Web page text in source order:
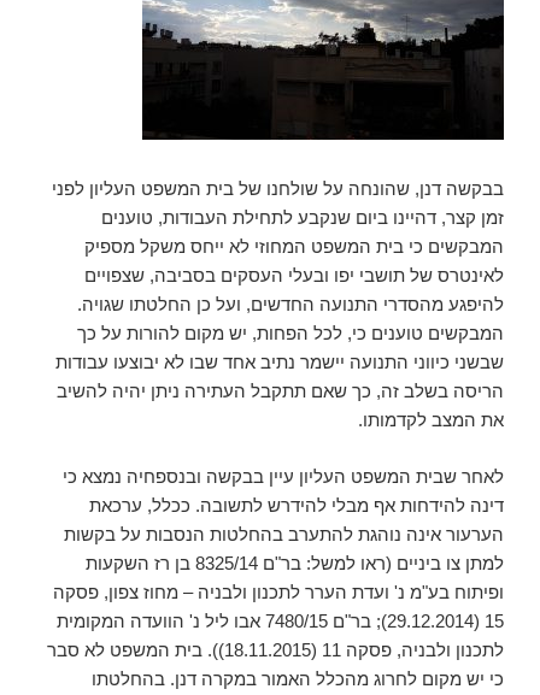
בבקשה דנן, שהונחה על שולחנו של בית המשפט העליון לפני
זמן קצר, דהיינו ביום שנקבע לתחילת העבודות, טוענים
המבקשים כי בית המשפט המחוזי לא ייחס משקל מספיק
לאינטרס של תושבי יפו ובעלי העסקים בסביבה, שצפויים
להיפגע מהסדרי התנועה החדשים, ועל כן החלטתו שגויה.
המבקשים טוענים כי, לכל הפחות, יש מקום להורות על כך
שבשני כיווני התנועה יישמר נתיב אחד שבו לא יבוצעו עבודות
הריסה בשלב זה, כך שאם תתקבל העתירה ניתן יהיה להשיב
את המצב לקדמותו.
לאחר שבית המשפט העליון עיין בבקשה ובנספחיה נמצא כי
דינה להידחות אף מבלי להידרש לתשובה. ככלל, ערכאת
הערעור אינה נוהגת להתערב בהחלטות הנסבות על בקשות
למתן צו ביניים (ראו למשל: בר"ם 8325/14 בן רז השקעות
ופיתוח בע"מ נ' ועדת הערר לתכנון ולבניה – מחוז צפון, פסקה
15 (29.12.2014); בר"ם 7480/15 אבו ליל נ' הוועדה המקומית
לתכנון ולבניה, פסקה 11 (18.11.2015)). בית המשפט לא סבר
כי יש מקום לחרוג מהכלל האמור במקרה דנן. בהחלטתו